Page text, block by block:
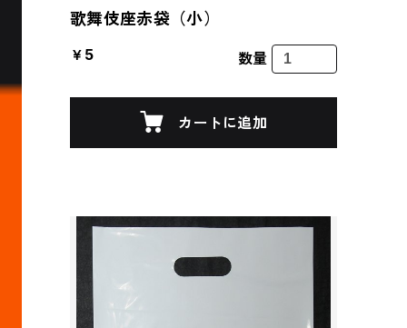
歌舞伎座赤袋（小）
￥5 数量
カートに追加